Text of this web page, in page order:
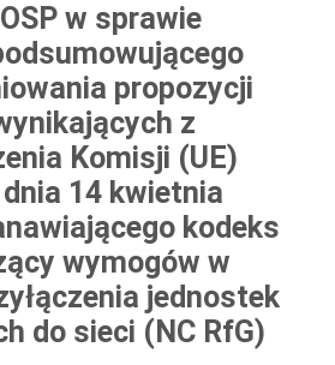
w sprawie
propozycji
z
Komisji (UE)
14 kwietnia
kodeks
wymogów w
jednostek
do sieci (NC RfG)